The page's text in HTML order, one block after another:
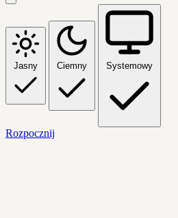
Jasny Ciemny Systemowy
Rozpocznij